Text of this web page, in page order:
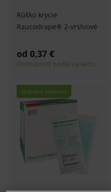
Rúško krycie
Raucodrape® 2-vrstvové
od 0,37 €
Dostupnosť podľa variantu
Doprava zadarmo